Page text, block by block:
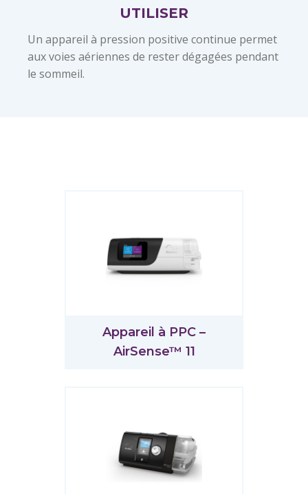
UTILISER
Un appareil à pression positive continue permet
aux voies aériennes de rester dégagées pendant
le sommeil.
Appareil à PPC –
AirSense™ 11